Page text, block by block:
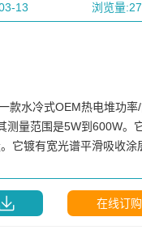
13 浏览量
款水冷式OEM热电堆功率
测量范围是5W到600W。
它镀有宽光谱平滑吸收涂
在线订购